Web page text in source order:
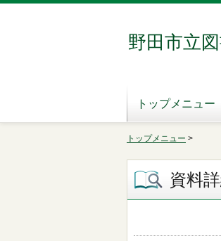
野田市立
トップメニュー
トップメニュー >
資料